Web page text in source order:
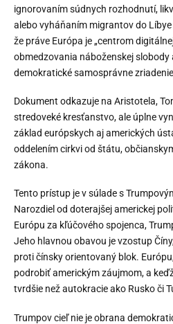
ignorovaním súdnych rozhodnutí,
alebo vyháňaním migrantov do
že práve Európa je „centrom
obmedzovania náboženskej
demokratické samosprávne
Dokument odkazuje na Aristotela,
stredoveké kresťanstvo, ale úplne
základ európskych aj amerických
oddelením cirkvi od štátu,
zákona.
Tento prístup je v súlade s
Narozdiel od doterajšej americkej
Európu za kľúčového spojenca,
Jeho hlavnou obavou je vzostup
proti čínsky orientovaný blok.
podrobiť americkým záujmom, a
tvrdšie než autokracie ako Rusko či
Trumpov cieľ nie je obrana